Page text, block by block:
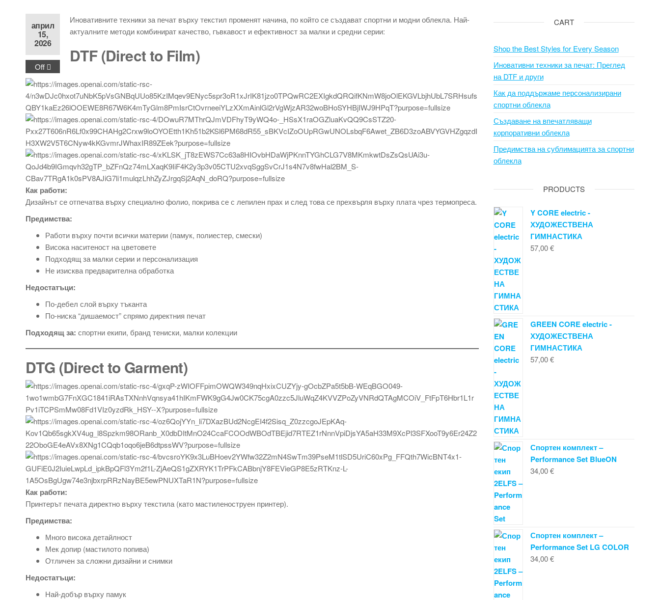
април
15,
2026
Off
Иновативните техники за печат върху текстил променят начина, по който се създават спортни и модни облекла. Най-
актуалните методи комбинират качество, гъвкавост и ефективност за малки и средни серии:
DTF (Direct to Film)
Как работи:
Дизайнът се отпечатва върху специално фолио, покрива се с лепилен прах и след това се прехвърля върху плата чрез термопреса.
Предимства:
Работи върху почти всички материи (памук, полиестер, смески)
Висока наситеност на цветовете
Подходящ за малки серии и персонализация
Не изисква предварителна обработка
Недостатъци:
По-дебел слой върху тъканта
По-ниска “дишаемост” спрямо директния печат
Подходящ за: спортни екипи, бранд тениски, малки колекции
DTG (Direct to Garment)
Как работи:
Принтерът печата директно върху текстила (като мастиленоструен принтер).
Предимства:
Много висока детайлност
Мек допир (мастилото попива)
Отличен за сложни дизайни и снимки
Недостатъци:
Най-добър върху памук
CART
Shop the Best Styles for Every Season
Иновативни техники за печат: Преглед
на DTF и други
Как да поддържаме персонализирани
спортни облекла
Създаване на впечатляващи
корпоративни облекла
Предимства на сублимацията за спортни
облекла
PRODUCTS
Y CORE electric -
ХУДОЖЕСТВЕНА
ГИМНАСТИКА
57,00€
GREEN CORE electric -
ХУДОЖЕСТВЕНА
ГИМНАСТИКА
57,00€
Спортен комплект –
Performance Set BlueON
34,00€
Спортен комплект –
Performance Set LG COLOR
34,00€